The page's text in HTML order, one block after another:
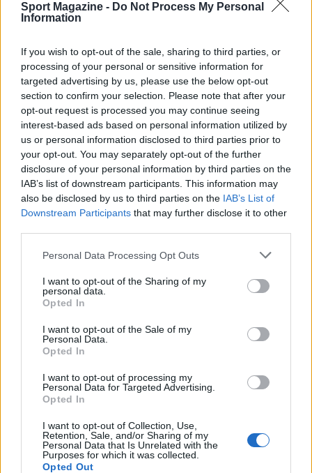
Sport Magazine - Do Not Process My Personal
Information
If you wish to opt-out of the sale, sharing to third parties, or
processing of your personal or sensitive information for
targeted advertising by us, please use the below opt-out
section to confirm your selection. Please note that after your
opt-out request is processed you may continue seeing
interest-based ads based on personal information utilized by
us or personal information disclosed to third parties prior to
your opt-out. You may separately opt-out of the further
disclosure of your personal information by third parties on the
IAB’s list of downstream participants. This information may
also be disclosed by us to third parties on the IAB’s List of
Downstream Participants that may further disclose it to other
Please note that this website/app uses one or more Google
not limited to your visit or usage behaviour. You may click to
grant or deny consent to Google and its third-party tags to
use your data for below specified purposes in below Google
consent section.
Personal Data Processing Opt Outs
I want to opt-out of the Sharing of my
personal data.
Opted In
I want to opt-out of the Sale of my
Personal Data.
Opted In
I want to opt-out of processing my
Personal Data for Targeted Advertising.
Opted In
I want to opt-out of Collection, Use,
Retention, Sale, and/or Sharing of my
Personal Data that Is Unrelated with the
Purposes for which it was collected.
Opted Out
Continua a leggere